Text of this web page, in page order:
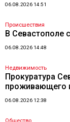
06.08.2026 14:51
Происшествия
В Севастополе
06.08.2026 14:48
Недвижимость
Прокуратура
проживающего
06.08.2026 12:38